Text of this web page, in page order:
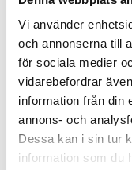
Vi använder
och annonserna till
för sociala medier
vidarebefordrar
information från din
annons- och
Dessa kan i sin tur
information som du
981.100
745 kr
Beskrivning